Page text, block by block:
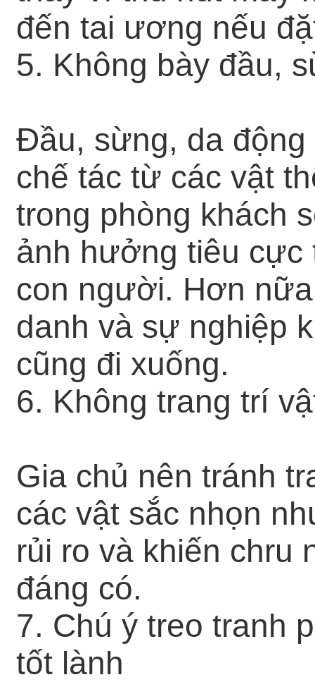
đến tai ương nếu
5. Không bày đầu,
Đầu, sừng, da
chế tác từ các vật
trong phòng khách
ảnh hưởng tiêu
con người. Hơn
danh và sự nghiệp
cũng đi xuống.
6. Không trang trí
Gia chủ nên tránh
các vật sắc nhọn
rủi ro và khiến chru
đáng có.
7. Chú ý treo tranh
tốt lành